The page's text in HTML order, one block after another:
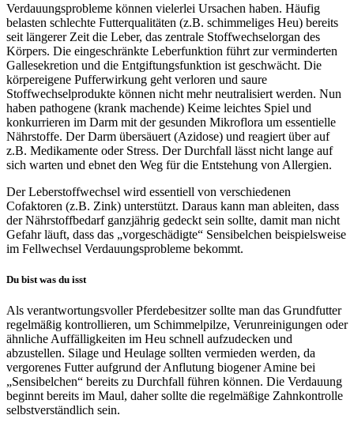
Verdauungsprobleme können vielerlei Ursachen haben. Häufig
belasten schlechte Futterqualitäten (z.B. schimmeliges Heu) bereits
seit längerer Zeit die Leber, das zentrale Stoffwechselorgan des
Körpers. Die eingeschränkte Leberfunktion führt zur verminderten
Gallesekretion und die Entgiftungsfunktion ist geschwächt. Die
körpereigene Pufferwirkung geht verloren und saure
Stoffwechselprodukte können nicht mehr neutralisiert werden. Nun
haben pathogene (krank machende) Keime leichtes Spiel und
konkurrieren im Darm mit der gesunden Mikroflora um essentielle
Nährstoffe. Der Darm übersäuert (Azidose) und reagiert über auf
z.B. Medikamente oder Stress. Der Durchfall lässt nicht lange auf
sich warten und ebnet den Weg für die Entstehung von Allergien.
Der Leberstoffwechsel wird essentiell von verschiedenen
Cofaktoren (z.B. Zink) unterstützt. Daraus kann man ableiten, dass
der Nährstoffbedarf ganzjährig gedeckt sein sollte, damit man nicht
Gefahr läuft, dass das „vorgeschädigte“ Sensibelchen beispielsweise
im Fellwechsel Verdauungsprobleme bekommt.
Du bist was du isst
Als verantwortungsvoller Pferdebesitzer sollte man das Grundfutter
regelmäßig kontrollieren, um Schimmelpilze, Verunreinigungen oder
ähnliche Auffälligkeiten im Heu schnell aufzudecken und
abzustellen. Silage und Heulage sollten vermieden werden, da
vergorenes Futter aufgrund der Anflutung biogener Amine bei
„Sensibelchen“ bereits zu Durchfall führen können. Die Verdauung
beginnt bereits im Maul, daher sollte die regelmäßige Zahnkontrolle
selbstverständlich sein.